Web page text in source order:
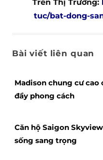
Trên Thị Trường:
tuc/bat-dong-
Bài viết liên quan
Madison chung cư
đầy phong cách
Căn hộ Saigon
sống sang trọng